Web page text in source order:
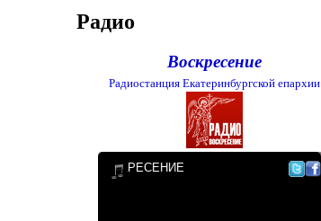
Радио
Воскресение
Радиостанция Екатеринбургской епархии